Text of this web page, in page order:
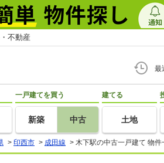
不動産
最
一戸建てを買う
新築 中古
建てる
土地
> 印西市 > 成田線 > 木下駅の中古一戸建て 物件